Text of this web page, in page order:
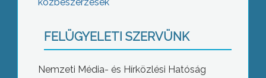
FELÜGYELETI SZERVÜNK
Nemzeti Média- és Hírközlési Hatóság